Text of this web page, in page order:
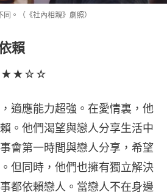
。（《社內相親》劇照）
賴
★★★☆☆
適應能力超強。在愛情裏，他
。他們渴望與戀人分享生活中
會第一時間與戀人分享，希望
但同時，他們也擁有獨立解決
都依賴戀人。當戀人不在身邊